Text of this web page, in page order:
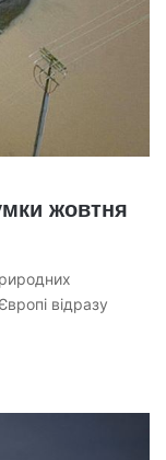
жовтня
відразу